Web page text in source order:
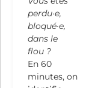
perdu·e,
bloqué·e,
dans le
flou ?
En 60
minutes, on